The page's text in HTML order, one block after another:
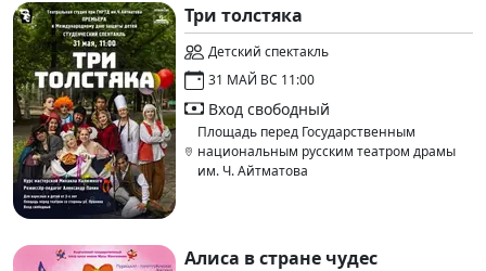
Три толстяка
Детский спектакль
31 МАЙ ВС 11:00
Вход свободный
Площадь перед Государственным
национальным русским театром драмы
им. Ч. Айтматова
Алиса в стране чудес